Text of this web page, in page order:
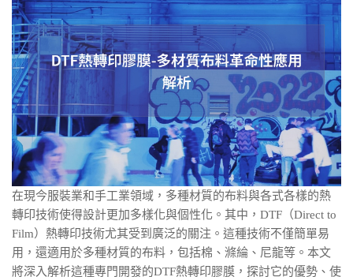
在現今服裝業和手工業領域，多種材質的布料與各式各樣的熱
轉印技術使得設計更加多樣化與個性化。其中，DTF（Direct to
Film）熱轉印技術尤其受到廣泛的關注。這種技術不僅簡單易
用，還適用於多種材質的布料，包括棉、滌綸、尼龍等。本文
將深入解析這種專門開發的DTF熱轉印膠膜，探討它的優勢、使